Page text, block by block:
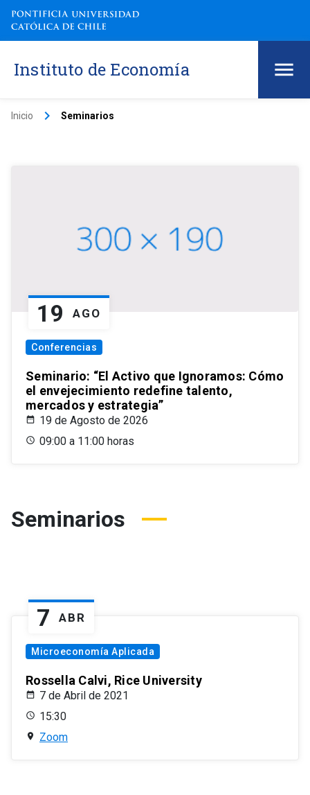
Instituto de Economía
Inicio keyboard_arrow_right Seminarios
19 AGO
Conferencias
Seminario: “El Activo que Ignoramos: Cómo
el envejecimiento redefine talento,
mercados y estrategia”
19 de Agosto de 2026
09:00 a 11:00 horas
Seminarios
7 ABR
Microeconomía Aplicada
Rossella Calvi, Rice University
7 de Abril de 2021
15:30
Zoom